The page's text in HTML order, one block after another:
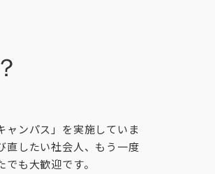
ャンパス」を実施していま
直したい社会人、もう一度
も大歓迎です。